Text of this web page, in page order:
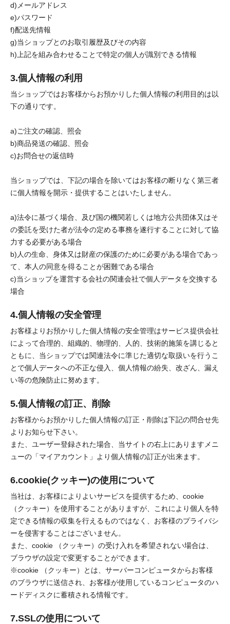
d)メールアドレス
e)パスワード
f)配送先情報
g)当ショップとのお取引履歴及びその内容
h)上記を組み合わせることで特定の個人が識別できる情報
3.個人情報の利用
当ショップではお客様からお預かりした個人情報の利用目的は以
下の通りです。
a)ご注文の確認、照会
b)商品発送の確認、照会
c)お問合せの返信時
当ショップでは、下記の場合を除いてはお客様の断りなく第三者
に個人情報を開示・提供することはいたしません。
a)法令に基づく場合、及び国の機関若しくは地方公共団体又はそ
の委託を受けた者が法令の定める事務を遂行することに対して協
力する必要がある場合
b)人の生命、身体又は財産の保護のために必要がある場合であっ
て、本人の同意を得ることが困難である場合
c)当ショップを運営する会社の関連会社で個人データを交換する
場合
4.個人情報の安全管理
お客様よりお預かりした個人情報の安全管理はサービス提供会社
によって合理的、組織的、物理的、人的、技術的施策を講じると
ともに、当ショップでは関連法令に準じた適切な取扱いを行うこ
とで個人データへの不正な侵入、個人情報の紛失、改ざん、漏え
い等の危険防止に努めます。
5.個人情報の訂正、削除
お客様からお預かりした個人情報の訂正・削除は下記の問合せ先
よりお知らせ下さい。
また、ユーザー登録された場合、当サイトの右上にありますメニ
ューの「マイアカウント」より個人情報の訂正が出来ます。
6.cookie(クッキー)の使用について
当社は、お客様によりよいサービスを提供するため、cookie
（クッキー）を使用することがありますが、これにより個人を特
定できる情報の収集を行えるものではなく、お客様のプライバシ
ーを侵害することはございません。
また、cookie （クッキー）の受け入れを希望されない場合は、
ブラウザの設定で変更することができます。
※cookie （クッキー）とは、サーバーコンピュータからお客様
のブラウザに送信され、お客様が使用しているコンピュータのハ
ードディスクに蓄積される情報です。
7.SSLの使用について